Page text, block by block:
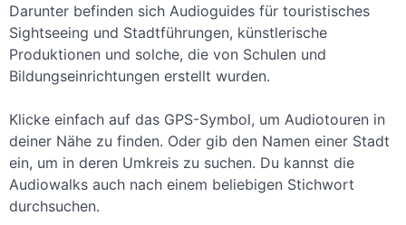
Darunter befinden sich Audioguides für touristisches
Sightseeing und Stadtführungen, künstlerische
Produktionen und solche, die von Schulen und
Bildungseinrichtungen erstellt wurden.
Klicke einfach auf das GPS-Symbol, um Audiotouren in
deiner Nähe zu finden. Oder gib den Namen einer Stadt
ein, um in deren Umkreis zu suchen. Du kannst die
Audiowalks auch nach einem beliebigen Stichwort
durchsuchen.